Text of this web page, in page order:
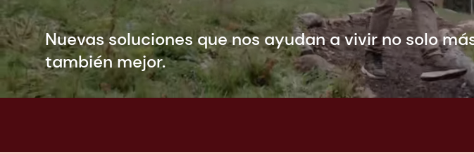
Nuevas soluciones que nos ayudan a vivir no solo
también mejor.